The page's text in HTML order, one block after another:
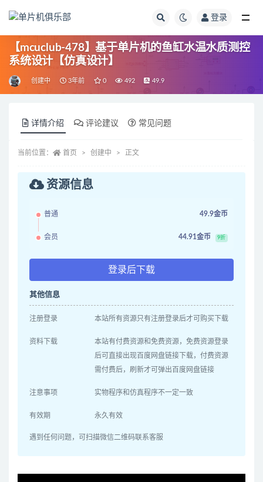
登录
【mcuclub-478】基于单片机的鱼缸水温水质测控
系统设计【仿真设计】
创建中 3年前 0 492 49.9
详情介绍 评论建议 常见问题
当前位置： 首页 创建中 正文
资源信息
普通 49.9金币
会员 44.91金币 9折
登录后下载
其他信息
注册登录 本站所有资源只有注册登录后才可购买下载
资料下载
本站有付费资源和免费资源，免费资源登录
后可直接出现百度网盘链接下载，付费资源
需付费后，刷新才可弹出百度网盘链接
注意事项 实物程序和仿真程序不一定一致
有效期 永久有效
遇到任何问题，可扫描微信二维码联系客服